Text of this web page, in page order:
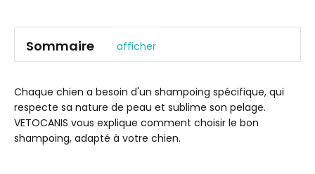
Sommaire
afficher
Des Shampoings Essentiels, pour sublimer l’éclat de
votre chien
Les Shampoings à Usage Fréquent
Chaque chien a besoin d'un shampoing spécifique, qui
respecte sa nature de peau et sublime son pelage.
VETOCANIS vous explique comment choisir le bon
shampoing, adapté à votre chien.